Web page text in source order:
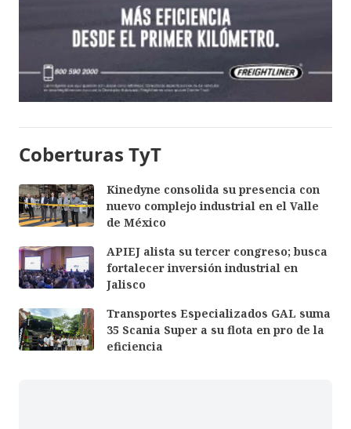
Coberturas TyT
Kinedyne consolida su presencia con
nuevo complejo industrial en el Valle
de México
APIEJ alista su tercer congreso; busca
fortalecer inversión industrial en
Jalisco
Transportes Especializados GAL suma
35 Scania Super a su flota en pro de la
eficiencia